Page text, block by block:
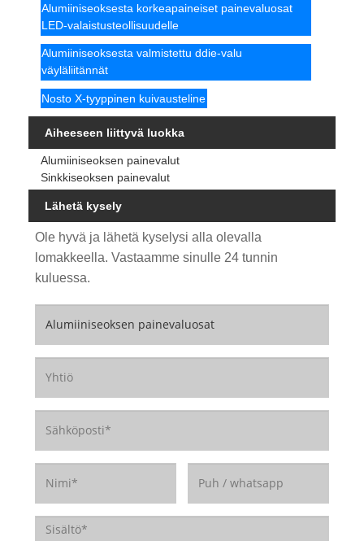
Alumiiniseoksesta korkeapaineiset painevaluosat
LED-valaistusteollisuudelle
Alumiiniseoksesta valmistettu ddie-valu
väyläliitännät
Nosto X-tyyppinen kuivausteline
Aiheeseen liittyvä luokka
Alumiiniseoksen painevalut
Sinkkiseoksen painevalut
Lähetä kysely
Ole hyvä ja lähetä kyselysi alla olevalla
lomakkeella. Vastaamme sinulle 24 tunnin
kuluessa.